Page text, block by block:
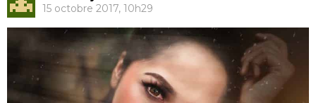
15 octobre 2017, 10h29